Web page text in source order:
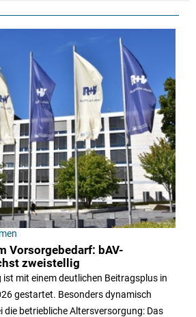
Vorsorgebedarf: bAV-
zweistellig
ist mit einem deutlichen Beitragsplus in
gestartet. Besonders dynamisch
die betriebliche Altersversorgung: Das